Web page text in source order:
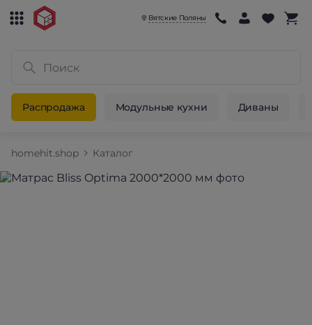
Вятские Поляны
Распродажа Модульные кухни Диваны
homehit.shop Каталог